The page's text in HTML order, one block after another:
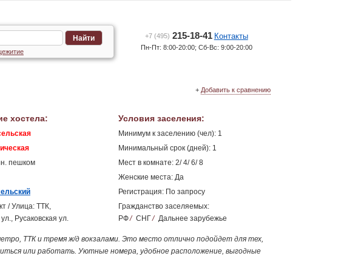
Найти +7 (495) 215-18-41 Контакты
Пн-Пт: 8:00-20:00; Сб-Вс: 9:00-20:00
+ Добавить к сравнению
хостела:
пешком
/ Улица: ТТК,
Русаковская ул.
Условия заселения:
Минимум к заселению (чел): 1
Минимальный срок (дней): 1
Мест в комнате: 2/ 4/ 6/ 8
Женские места: Да
Регистрация: По запросу
Гражданство заселяемых:
РФ/ СНГ/ Дальнее зарубежье
ТТК и тремя ж/д вокзалами. Это место отлично подойдет для тех,
или работать. Уютные номера, удобное расположение, выгодные